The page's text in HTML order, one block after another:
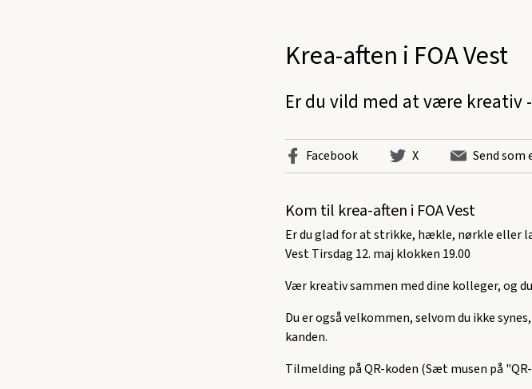
Krea-aften i FOA Vest
Er du vild med at være kreativ
Facebook X Send som
Kom til krea-aften i FOA Vest
Er du glad for at strikke, hækle, nørkle eller
Vest Tirsdag 12. maj klokken 19.00
Vær kreativ sammen med dine kolleger, og
Du er også velkommen, selvom du ikke
kanden.
Tilmelding påQR-koden (Sæt musen på